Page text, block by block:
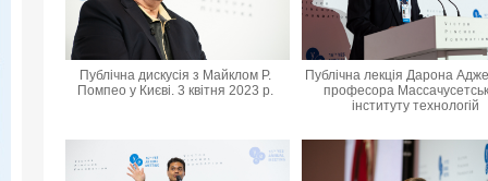
Публічна дискусія з Майклом Р.
Помпео у Києві. 3 квітня 2023 р.
Публічна лекція Дарона
професора
інституту технологій